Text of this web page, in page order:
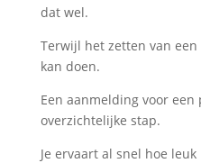
dat wel.
Terwijl het zetten van
kan doen.
Een aanmelding voor
overzichtelijke stap.
Je ervaart al snel hoe